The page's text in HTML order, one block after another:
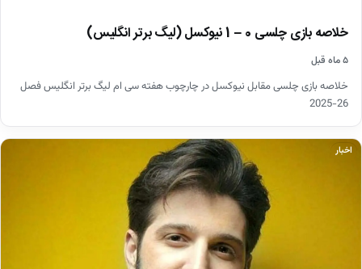
خلاصه بازی چلسی 0 – 1 نیوکسل (لیگ برتر انگلیس)
۵ ماه قبل
خلاصه بازی چلسی مقابل نیوکسل در چارچوب هفته سی ام لیگ برتر انگلیس فصل
26-2025
اخبار